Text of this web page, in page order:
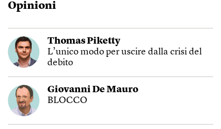
Opinioni
Thomas Piketty
L’unico modo per uscire dalla crisi del
debito
Giovanni De Mauro
BLOCCO